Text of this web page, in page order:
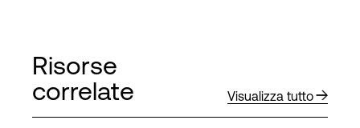
Risorse
correlate
Visualizza tutto